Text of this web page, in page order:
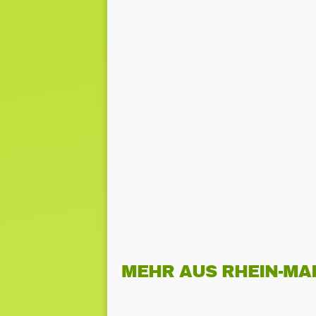
MEHR AUS RHEIN-